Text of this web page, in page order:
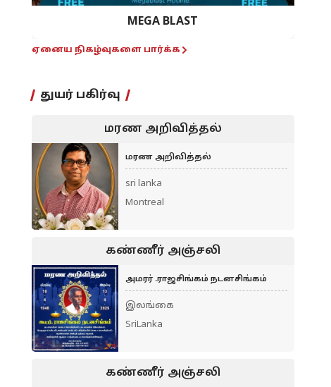
MEGA BLAST
ஏனைய நிகழ்வுகளை பார்க்க
துயர் பகிர்வு
மரண அறிவித்தல்
மரண அறிவித்தல்
sri lanka
Montreal
கண்ணீர் அஞ்சலி
அமரர் .ராஜசிங்கம் நடனசிங்கம்
இலங்கை
SriLanka
கண்ணீர் அஞ்சலி